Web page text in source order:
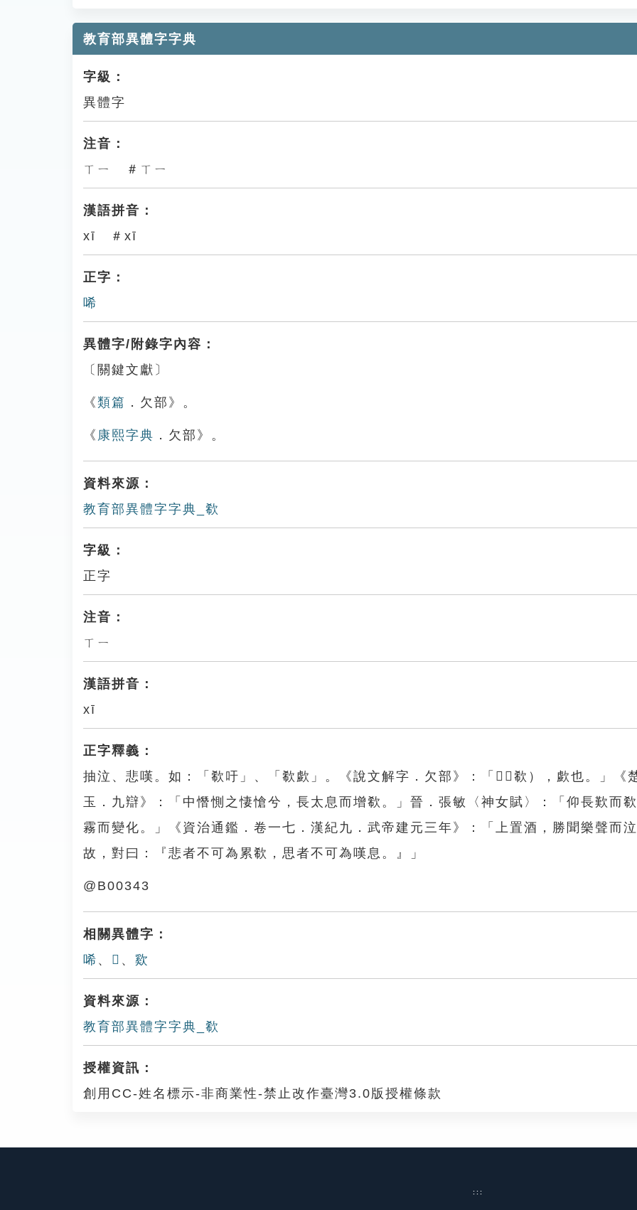
教育部異體字字典
字級：
異體字
注音：
ㄒㄧ ＃ㄒㄧ
漢語拼音：
xī ＃xī
正字：
唏
異體字/附錄字內容：
〔關鍵文獻〕
《類篇 ．欠部》。
《 康熙字典 ．欠部》。
資料來源：
教育部異體字字典_欷
字級：
正字
注音：
ㄒㄧ
漢語拼音：
xī
正字釋義：
抽泣、悲嘆。如：「欷吁」、「欷歔」。《說文解字．欠部》：「󷲹（欷），歔也。」《
玉．九辯》：「中憯惻之悽愴兮，長太息而增欷。」晉．張敏〈神女賦〉：「仰長歎而
霧而變化。」《資治通鑑．卷一七．漢紀九．武帝建元三年》：「上置酒，勝聞樂聲而
故，對曰：『悲者不可為累欷，思者不可為嘆息。』」
@B00343
相關異體字：
唏 、 𣣐 、 㰿
資料來源：
教育部異體字字典_欷
授權資訊：
創用CC-姓名標示-非商業性-禁止改作臺灣3.0版授權條款
:::